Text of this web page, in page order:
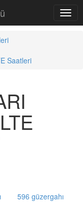
Saatleri
596 güzergahı